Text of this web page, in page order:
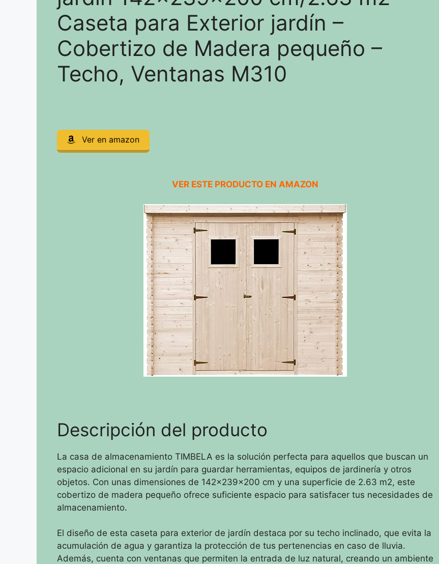
Caseta para Exterior jardín –
Cobertizo de Madera pequeño –
Techo, Ventanas M310
Ver en amazon
VER ESTE PRODUCTO EN AMAZON
Descripción del producto
La casa de almacenamiento TIMBELA es la solución perfecta para aquellos que buscan un
espacio adicional en su jardín para guardar herramientas, equipos de jardinería y otros
objetos. Con unas dimensiones de 142x239x200 cm y una superficie de 2.63 m2, este
cobertizo de madera pequeño ofrece suficiente espacio para satisfacer tus necesidades de
almacenamiento.
El diseño de esta caseta para exterior de jardín destaca por su techo inclinado, que evita la
acumulación de agua y garantiza la protección de tus pertenencias en caso de lluvia.
Además, cuenta con ventanas que permiten la entrada de luz natural, creando un ambiente